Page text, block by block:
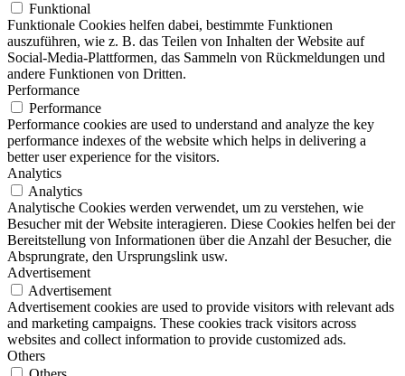
Funktional
Funktionale Cookies helfen dabei, bestimmte Funktionen
auszuführen, wie z. B. das Teilen von Inhalten der Website auf
Social-Media-Plattformen, das Sammeln von Rückmeldungen und
andere Funktionen von Dritten.
Performance
Performance
Performance cookies are used to understand and analyze the key
performance indexes of the website which helps in delivering a
better user experience for the visitors.
Analytics
Analytics
Analytische Cookies werden verwendet, um zu verstehen, wie
Besucher mit der Website interagieren. Diese Cookies helfen bei der
Bereitstellung von Informationen über die Anzahl der Besucher, die
Absprungrate, den Ursprungslink usw.
Advertisement
Advertisement
Advertisement cookies are used to provide visitors with relevant ads
and marketing campaigns. These cookies track visitors across
websites and collect information to provide customized ads.
Others